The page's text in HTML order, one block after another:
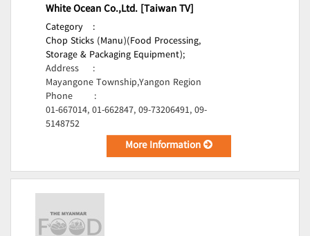
White Ocean Co.,Ltd. [Taiwan TV]
Category
:
Chop Sticks (Manu)(Food Processing,
Storage & Packaging Equipment);
Address
:
Mayangone Township,Yangon Region
Phone
:
01-667014, 01-662847, 09-73206491, 09-
5148752
More Information